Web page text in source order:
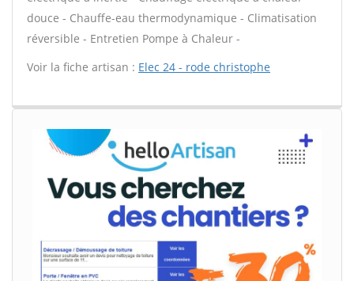
douce - Chauffe-eau thermodynamique - Climatisation
réversible - Entretien Pompe à Chaleur -
Voir la fiche artisan : Elec 24 - rode christophe